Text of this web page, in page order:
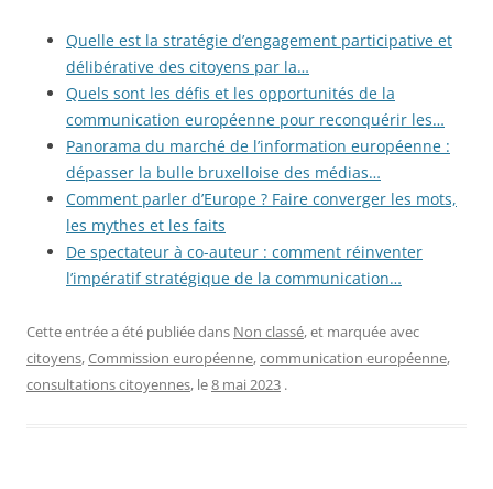
Quelle est la stratégie d’engagement participative et
délibérative des citoyens par la…
Quels sont les défis et les opportunités de la
communication européenne pour reconquérir les…
Panorama du marché de l’information européenne :
dépasser la bulle bruxelloise des médias…
Comment parler d’Europe ? Faire converger les mots,
les mythes et les faits
De spectateur à co-auteur : comment réinventer
l’impératif stratégique de la communication…
Cette entrée a été publiée dans Non classé, et marquée avec
citoyens,Commission européenne,communication européenne,
consultations citoyennes, le8 mai 2023 .